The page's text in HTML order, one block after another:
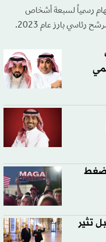
رسمياً لسبعة أشخاص
رئاسي بارز عام 2023.
ضغط
تثير